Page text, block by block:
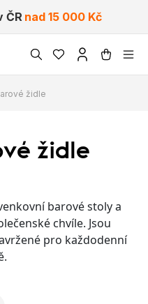
ČRnad 15 000 Kč
židle
židle
barové stoly a
chvíle. Jsou
pro každodenní